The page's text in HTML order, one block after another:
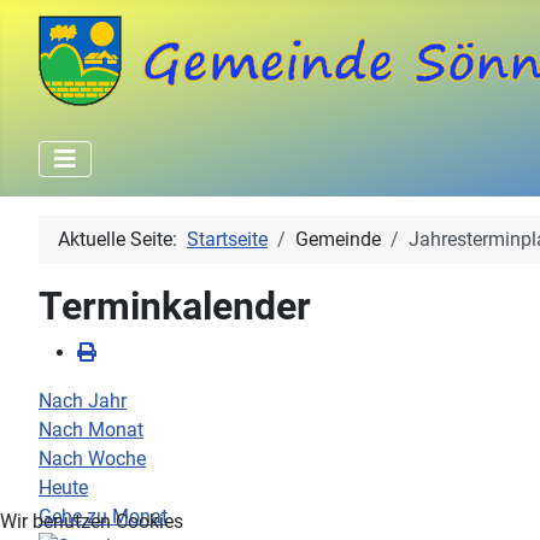
Aktuelle Seite: Startseite Gemeinde
Terminkalender
Nach Jahr
Nach Monat
Nach Woche
Heute
Gehe zu Monat
Wir benutzen Cookies